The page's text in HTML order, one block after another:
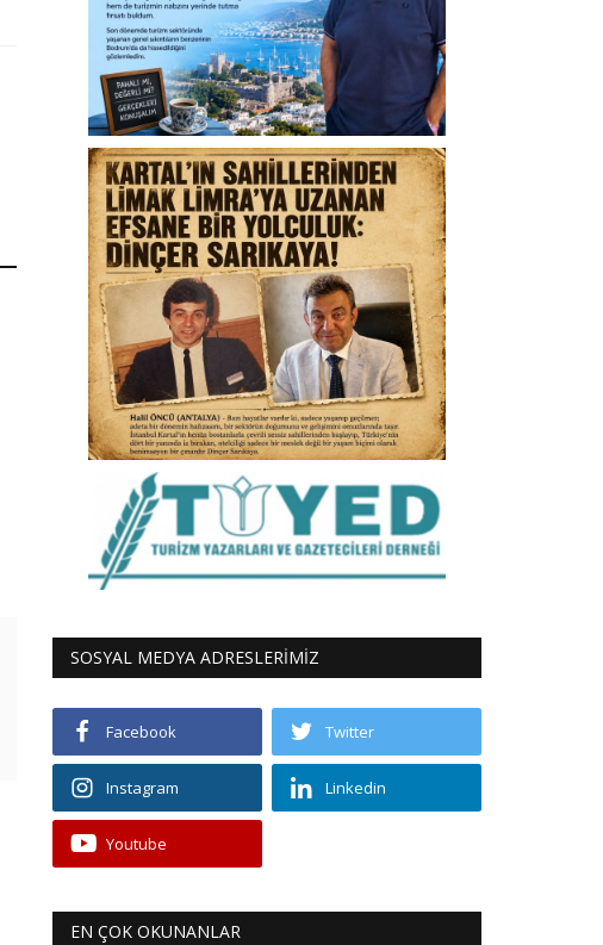
SOSYAL MEDYA ADRESLERİMİZ
Facebook Twitter
Instagram Linkedin
Youtube
EN ÇOK OKUNANLAR